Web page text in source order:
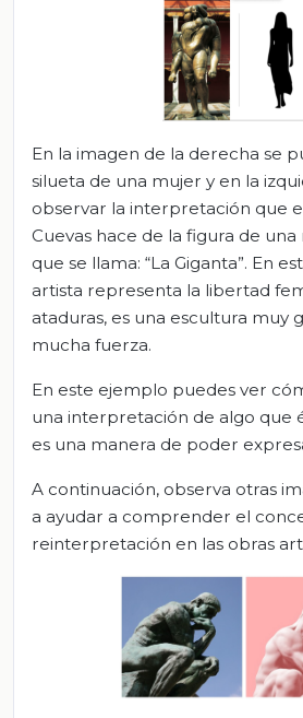
En la imagen de la derecha se
silueta de una mujer y en la
observar la interpretación que
Cuevas hace de la figura de
que se llama: “La Giganta”. En
artista representa la libertad
ataduras, es una escultura muy
mucha fuerza.
En este ejemplo puedes ver
una interpretación de algo que
es una manera de poder
A continuación, observa otras
a ayudar a comprender el
reinterpretación en las obras